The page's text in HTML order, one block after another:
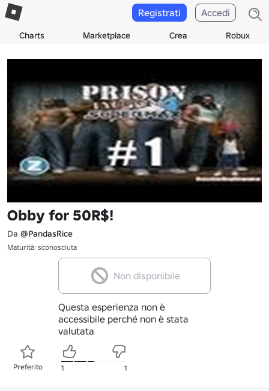
Charts Marketplace Crea Robux
Registrati Accedi
Obby for 50R$!
Da @PandasRice
Maturità: sconosciuta
Non disponibile
Questa esperienza non è
accessibile perché non è stata
valutata
Preferito 1 1